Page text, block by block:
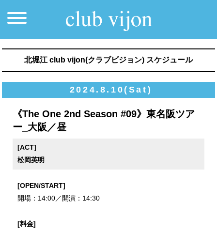
北堀江 club vijon(クラブビジョン) スケジュール
2024.8.10(Sat)
《The One 2nd Season #09》東名阪ツア
ー_大阪／昼
[ACT]
松岡英明
[OPEN/START]
開場：14:00／開演：14:30
[料金]